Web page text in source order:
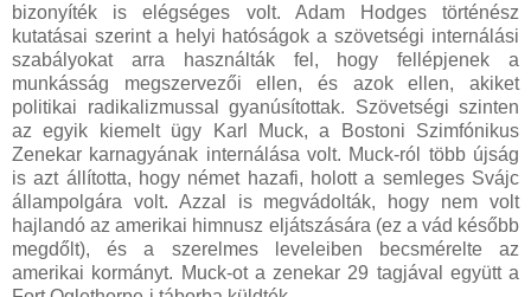
bizonyíték is elégséges volt. Adam Hodges történész
kutatásai szerint a helyi hatóságok a szövetségi internálási
szabályokat arra használták fel, hogy fellépjenek a
munkásság megszervezői ellen, és azok ellen, akiket
politikai radikalizmussal gyanúsítottak. Szövetségi szinten
az egyik kiemelt ügy Karl Muck, a Bostoni Szimfónikus
Zenekar karnagyának internálása volt. Muck-ról több újság
is azt állította, hogy német hazafi, holott a semleges Svájc
állampolgára volt. Azzal is megvádolták, hogy nem volt
hajlandó az amerikai himnusz eljátszására (ez a vád később
megdőlt), és a szerelmes leveleiben becsmérelte az
amerikai kormányt. Muck-ot a zenekar 29 tagjával együtt a